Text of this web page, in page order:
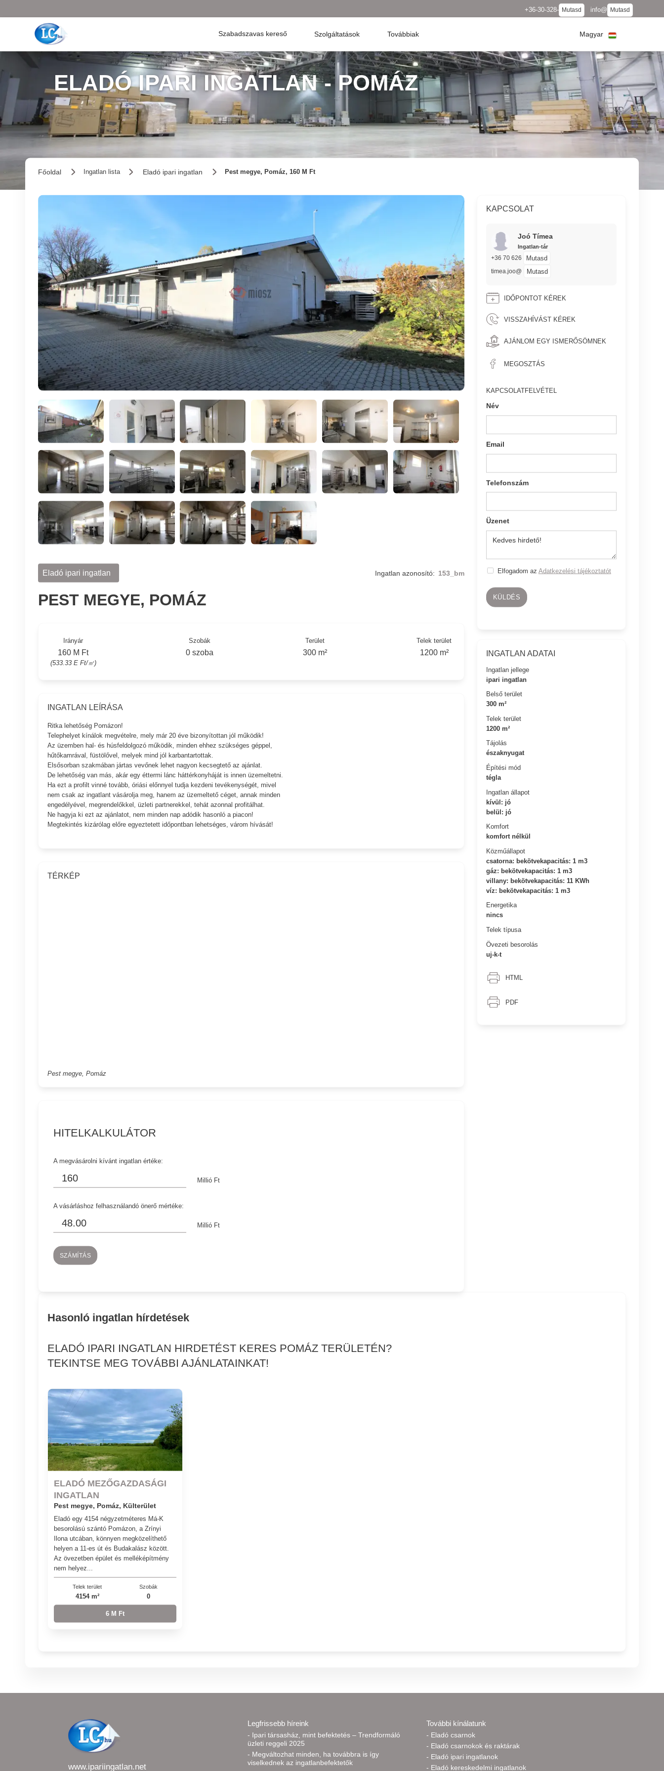
+36-30-328- Mutasd info@ Mutasd
Szabadszavas kereső Szolgáltatások Továbbiak Magyar
ELADÓ IPARI INGATLAN - POMÁZ
Főoldal Ingatlan lista Eladó ipari ingatlan Pest megye, Pomáz, 160 M Ft
KAPCSOLAT
Joó Tímea
Ingatlan-tár
+36 70 626 Mutasd
timea.joo@ Mutasd
IDŐPONTOT KÉREK
VISSZAHÍVÁST KÉREK
AJÁNLOM EGY ISMERŐSÖMNEK
MEGOSZTÁS
KAPCSOLATFELVÉTEL
Név
Email
Telefonszám
Üzenet
Elfogadom az Adatkezelési tájékoztatót
KÜLDÉS
INGATLAN ADATAI
Ingatlan jellege
ipari ingatlan
Belső terület
300 m²
Telek terület
1200 m²
Tájolás
északnyugat
Építési mód
tégla
Ingatlan állapot
kívül: jó
belül: jó
Komfort
komfort nélkül
Közműállapot
csatorna: bekötvekapacitás: 1 m3
gáz: bekötvekapacitás: 1 m3
villany: bekötvekapacitás: 11 KWh
víz: bekötvekapacitás: 1 m3
Energetika
nincs
Telek típusa
Övezeti besorolás
uj-k-t
HTML
PDF
Eladó ipari ingatlan Ingatlan azonosító: 153_bm
PEST MEGYE, POMÁZ
Irányár
160 M Ft
(533.33 E Ft/㎡)
Szobák
0 szoba
Terület
300 m²
Telek terület
1200 m²
INGATLAN LEÍRÁSA
Ritka lehetőség Pomázon!
Telephelyet kínálok megvételre, mely már 20 éve bizonyítottan jól működik!
Az üzemben hal- és húsfeldolgozó működik, minden ehhez szükséges géppel,
hűtőkamrával, füstölővel, melyek mind jól karbantartottak.
Elsősorban szakmában jártas vevőnek lehet nagyon kecsegtető az ajánlat.
De lehetőség van más, akár egy éttermi lánc háttérkonyháját is innen üzemeltetni.
Ha ezt a profilt vinné tovább, óriási előnnyel tudja kezdeni tevékenységét, mivel
nem csak az ingatlant vásárolja meg, hanem az üzemeltető céget, annak minden
engedélyével, megrendelőkkel, üzleti partnerekkel, tehát azonnal profitálhat.
Ne hagyja ki ezt az ajánlatot, nem minden nap adódik hasonló a piacon!
Megtekintés kizárólag előre egyeztetett időpontban lehetséges, várom hívását!
TÉRKÉP
Pest megye, Pomáz
HITELKALKULÁTOR
A megvásárolni kívánt ingatlan értéke:
Millió Ft
A vásárláshoz felhasználandó önerő mértéke:
Millió Ft
SZÁMÍTÁS
Hasonló ingatlan hírdetések
ELADÓ IPARI INGATLAN HIRDETÉST KERES POMÁZ TERÜLETÉN?
TEKINTSE MEG TOVÁBBI AJÁNLATAINKAT!
ELADÓ MEZŐGAZDASÁGI
INGATLAN
Pest megye, Pomáz, Külterület
Eladó egy 4154 négyzetméteres Má-K
besorolású szántó Pomázon, a Zrínyi
Ilona utcában, könnyen megközelíthető
helyen a 11-es út és Budakalász között.
Az övezetben épület és melléképítmény
nem helyez...
Telek terület
4154 m²
Szobák
0
6 M Ft
www.ipariingatlan.net
Legfrissebb híreink
- Ipari társasház, mint befektetés – Trendformáló
üzleti reggeli 2025
- Megváltozhat minden, ha továbbra is így
viselkednek az ingatlanbefektetők
További kínálatunk
- Eladó csarnok
- Eladó csarnokok és raktárak
- Eladó ipari ingatlanok
- Eladó kereskedelmi ingatlanok